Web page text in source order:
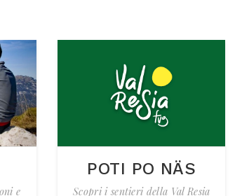
e
POTI PO NÄS
Scopri i sentieri della Val Resia